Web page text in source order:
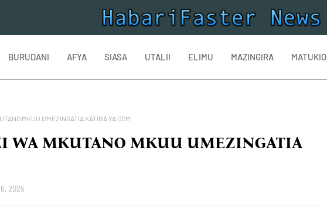
BURUDANI AFYA SIASA UTALII ELIMU MAZINGIRA MATUKIO
MKUU UMEZINGATIA KATIBA YA CCM
WA MKUTANO MKUU UMEZINGATIA
2025